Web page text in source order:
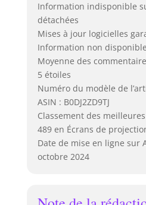
Information indisponible
détachées
Mises à jour logicielles
Information non disponible
Moyenne des
5 étoiles
Numéro du modèle de
ASIN : B0DJ2ZD9TJ
Classement des
489 en Écrans de
Date de mise en ligne sur
octobre 2024